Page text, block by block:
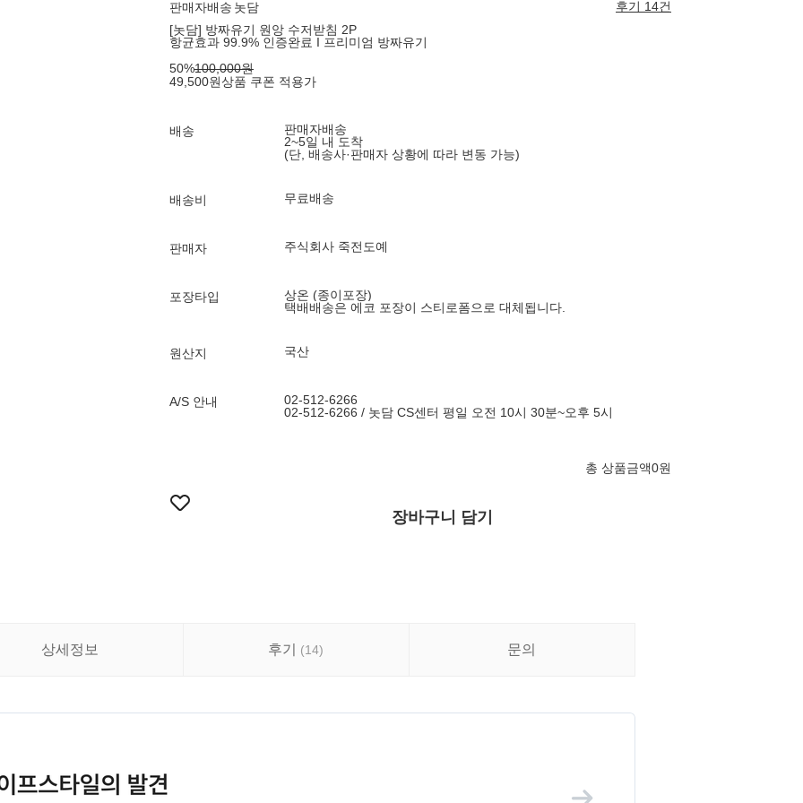
판매자배송 놋담
후기 14건
[놋담] 방짜유기 원앙 수저받침 2P
항균효과 99.9% 인증완료 I 프리미엄 방짜유기
50%100,000원
49,500원상품 쿠폰 적용가
배송
판매자배송
2~5일 내 도착
(단, 배송사·판매자 상황에 따라 변동 가능)
배송비 무료배송
판매자 주식회사 죽전도예
포장타입
상온 (종이포장)
택배배송은 에코 포장이 스티로폼으로 대체됩니다.
원산지 국산
A/S 안내
02-512-6266
02-512-6266 / 놋담 CS센터 평일 오전 10시 30분~오후 5시
총 상품금액0원
장바구니 담기
상세정보 후기 (14) 문의